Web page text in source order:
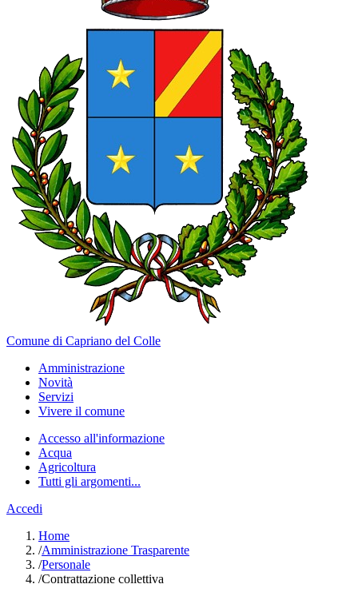
Comune di Capriano del Colle
Amministrazione
Novità
Servizi
Vivere il comune
Accesso all'informazione
Acqua
Agricoltura
Tutti gli argomenti...
Accedi
Home
/Amministrazione Trasparente
/Personale
/Contrattazione collettiva